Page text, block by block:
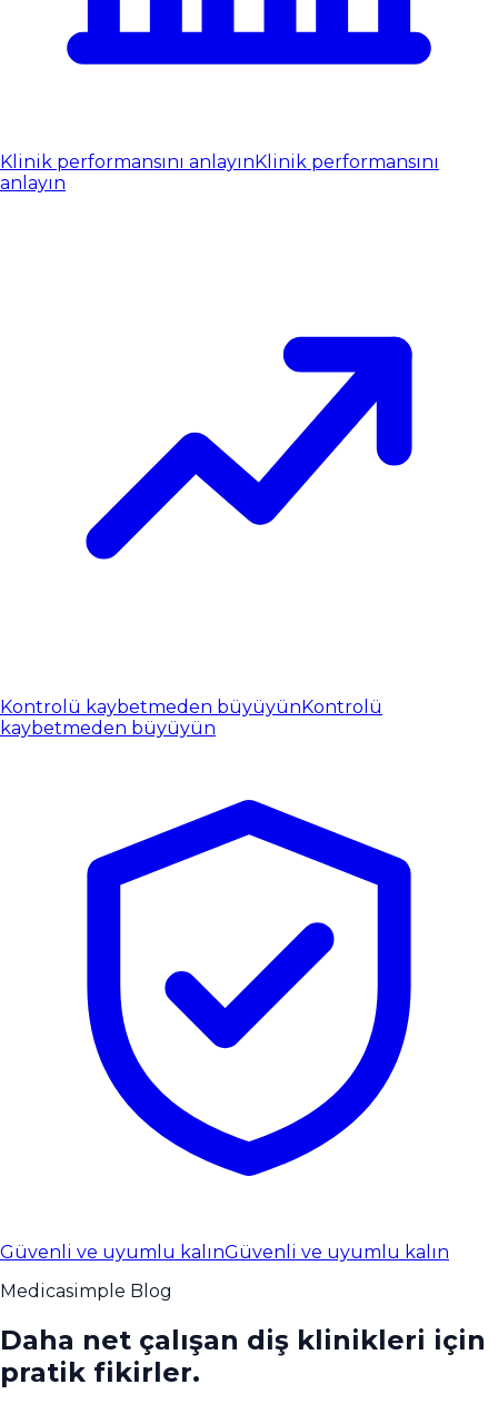
Klinik performansını anlayınKlinik performansını
anlayın
Kontrolü kaybetmeden büyüyünKontrolü
kaybetmeden büyüyün
Güvenli ve uyumlu kalınGüvenli ve uyumlu kalın
Medicasimple Blog
Daha net çalışan diş klinikleri için
pratik fikirler.